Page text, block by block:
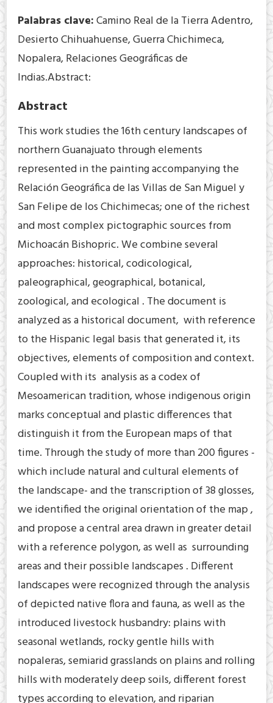
Palabras clave:Camino Real de la Tierra Adentro,
Desierto Chihuahuense, Guerra Chichimeca,
Nopalera, Relaciones Geográficas de
Indias.Abstract:
Abstract
This work studies the 16th century landscapes of
northern Guanajuato through elements
represented in the painting accompanying the
Relación Geográfica de las Villas de San Miguel y
San Felipe de los Chichimecas; one of the richest
and most complex pictographic sources from
Michoacán Bishopric. We combine several
approaches: historical, codicological,
paleographical, geographical, botanical,
zoological, and ecological . The document is
analyzed as a historical document, with reference
to the Hispanic legal basis that generated it, its
objectives, elements of composition and context.
Coupled with its analysis as a codex of
Mesoamerican tradition, whose indigenous origin
marks conceptual and plastic differences that
distinguish it from the European maps of that
time. Through the study of more than 200 figures -
which include natural and cultural elements of
the landscape- and the transcription of 38 glosses,
we identified the original orientation of the map ,
and propose a central area drawn in greater detail
with a reference polygon, as well as surrounding
areas and their possible landscapes . Different
landscapes were recognized through the analysis
of depicted native flora and fauna, as well as the
introduced livestock husbandry: plains with
seasonal wetlands, rocky gentle hills with
nopaleras, semiarid grasslands on plains and rolling
hills with moderately deep soils, different forest
types according to elevation, and riparian